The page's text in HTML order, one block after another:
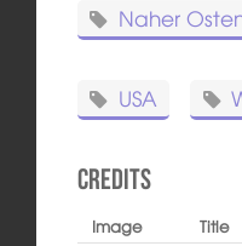
Naher
USA
Credits
Image Title